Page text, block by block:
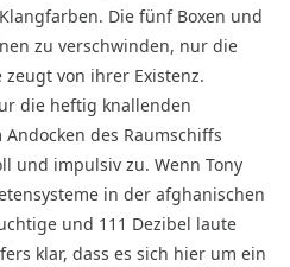
Die fünf Boxen und
zu verschwinden, nur die
von ihrer Existenz.
die heftig knallenden
des Raumschiffs
und impulsiv zu. Wenn Tony
in der afghanischen
und 111 Dezibel laute
klar, dass es sich hier um ein